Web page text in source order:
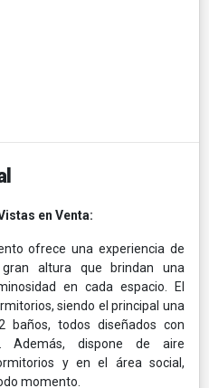
en Venta:
ofrece una experiencia de
altura que brindan una
en cada espacio. El
siendo el principal una
todos diseñados con
Además, dispone de aire
y en el área social,
momento.